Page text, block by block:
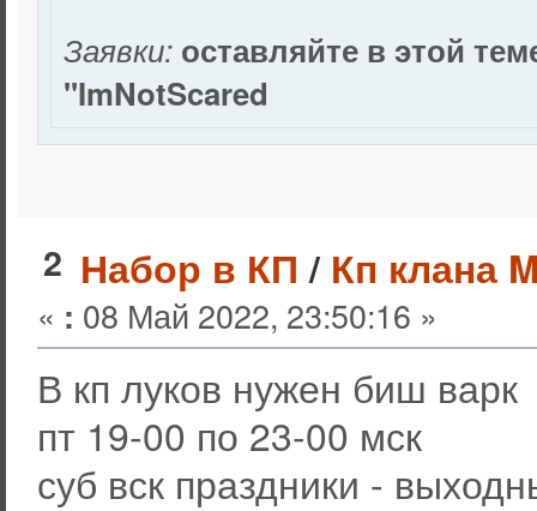
Заявки: оставляйте в этой
"ImNotScared
2 Набор в КП / Кп клана
« : 08 Май 2022, 23:50:16 »
В кп луков нужен биш варк
пт 19-00 по 23-00 мск
суб вск праздники -